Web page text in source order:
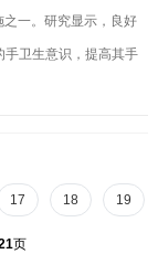
一。研究显示，良好
卫生意识，提高其手
界手卫生日”来临之
至5月8日的任意时段,由
分会统一制定。同时在
秀...
17 18 19
页